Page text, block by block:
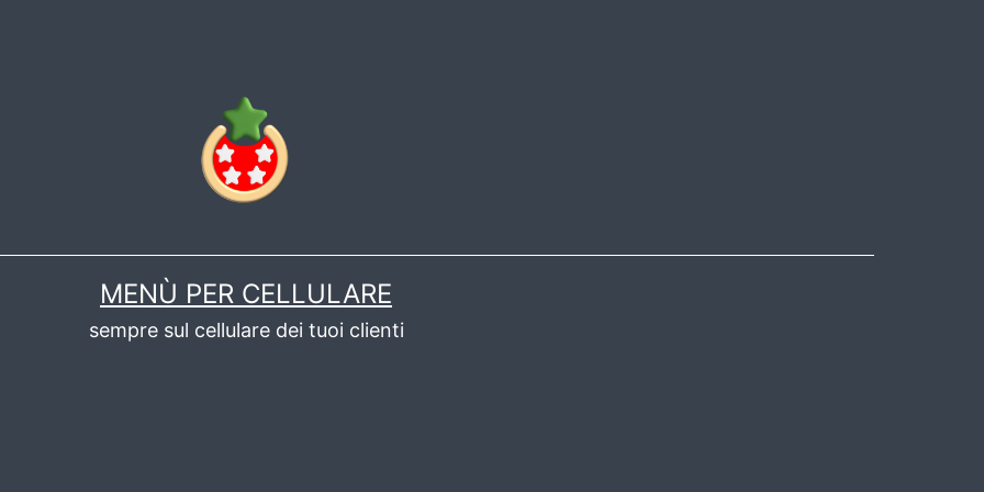
MENÙ PER CELLULARE
sempre sul cellulare dei tuoi clienti